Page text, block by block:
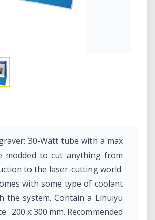
30-Watt tube with a max
modded to cut anything from
to the laser-cutting world.
with some type of coolant
the system. Contain a Lihuiyu
200 x 300 mm. Recommended